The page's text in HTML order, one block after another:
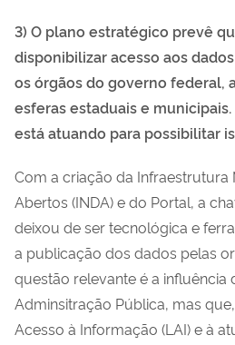
3) O plano estratégico prevê
disponibilizar acesso aos
os órgãos do governo federal,
esferas estaduais e
está atuando para possibilitar
Com a criação da Infraestrutura
Abertos (INDA) e do Portal, a
deixou de ser tecnológica e
a publicação dos dados pelas
questão relevante é a influência
Adminsitração Pública, mas
Acesso à Informação (LAI) e à